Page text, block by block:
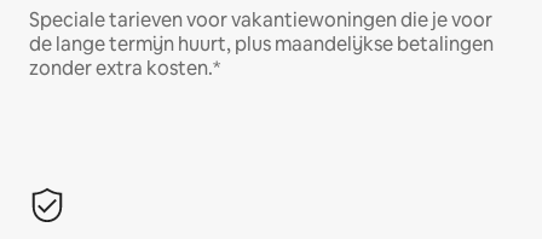
Speciale tarieven voor vakantiewoningen die je voor
de lange termijn huurt, plus maandelijkse betalingen
zonder extra kosten.*